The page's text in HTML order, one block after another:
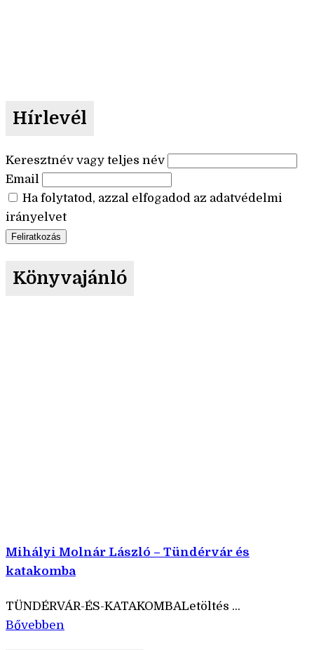
Hírlevél
Keresztnév vagy teljes név
Email
Ha folytatod, azzal elfogadod az adatvédelmi
irányelvet
Könyvajánló
Mihályi Molnár László – Tündérvár és
katakomba
TÜNDÉRVÁR-ÉS-KATAKOMBALetöltés ...
Bővebben